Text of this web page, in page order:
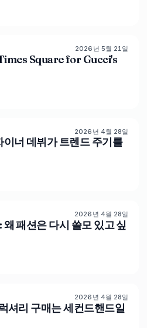
LIVE BRIEF
2026년 5월 21일
Square for Gucci's
88% 72
2026년 4월 28일
너 데뷔가 트렌드 주기를
87% 67
2026년 4월 28일
패션은 다시 쓸모 있고 싶
89% 77
2026년 4월 28일
셔리 구매는 세컨드핸드일